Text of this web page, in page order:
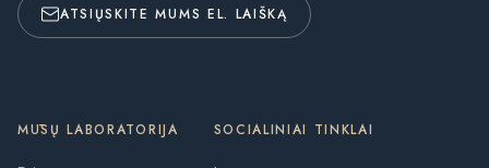
ATSIŲSKITE MUMS EL. LAIŠKĄ
MŪSŲ LABORATORIJA SOCIALINIAI TINKLAI